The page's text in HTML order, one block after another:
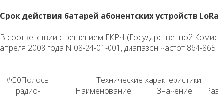
Срок действия батарей абонентских устройств
В соответствии с решением ГКРЧ (Государственной
апреля 2008 года N 08-24-01-001, диапазон частот 864-
#G0Полосы
Технические характеристики
радио-
Наименование Значение